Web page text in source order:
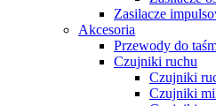
Zasilacze
Akcesoria
Przewody do
Czujniki ruchu
Czujniki
Czujniki